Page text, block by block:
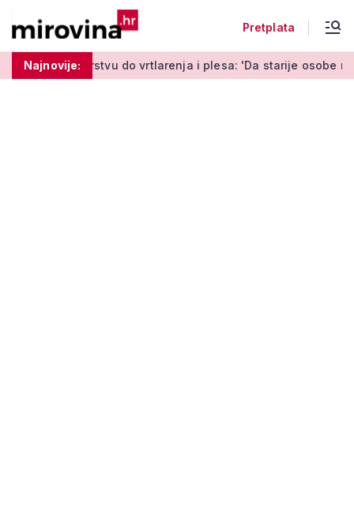
Pretplata
Najnovije:
do vrtlarenja i plesa: 'Da starije osobe ne ostavimo same'